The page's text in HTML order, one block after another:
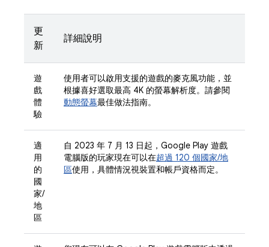
更
新
詳細說明
遊
戲
體
驗
使用者可以啟用支援的遊戲的麥克風功能，並
根據喜好選取最高 4K 的螢幕解析度。請參閱
動態螢幕最佳做法指南。
適
用
的
國
家/
地
區
自 2023 年 7 月 13 日起，Google Play 遊戲
電腦版的玩家現在可以在超過 120 個國家/地
區使用，具體情況視裝置和帳戶資格而定。